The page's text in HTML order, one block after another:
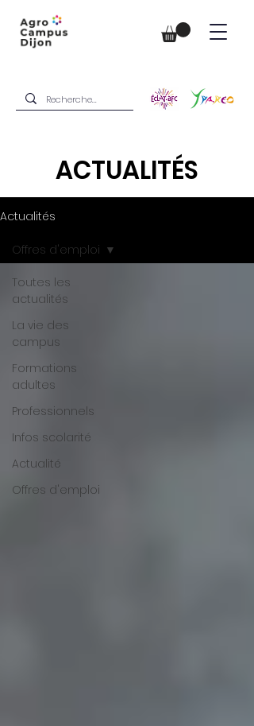
ACTUALITÉS
Actualités
Toutes les
actualités
La vie des
campus
Formations
adultes
Professionnels
Infos scolarité
Actualité
Offres d'emploi
Offres d'emploi